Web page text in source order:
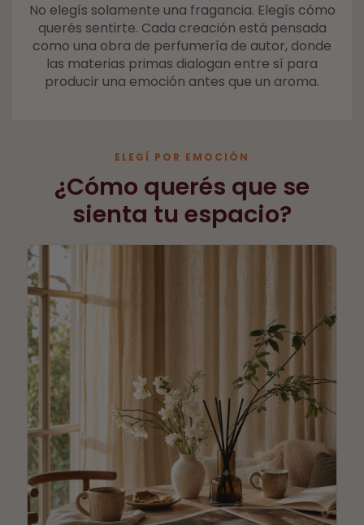
No elegís solamente una fragancia. Elegís cómo
querés sentirte. Cada creación está pensada
como una obra de perfumería de autor, donde
las materias primas dialogan entre sí para
producir una emoción antes que un aroma.
ELEGÍ POR EMOCIÓN
¿Cómo querés que se
sienta tu espacio?